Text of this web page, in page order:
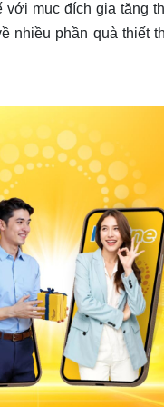
mục đích gia tăng
nhiều phần quà thiết